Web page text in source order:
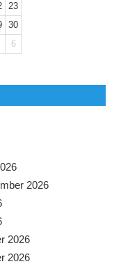
23
30
6
2026
2026
2026